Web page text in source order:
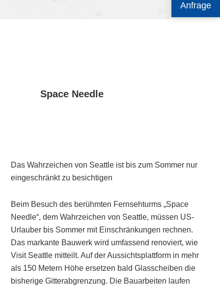
Anfrage
Space Needle
Das Wahrzeichen von Seattle ist bis zum Sommer nur
eingeschränkt zu besichtigen
Beim Besuch des berühmten Fernsehturms „Space
Needle“, dem Wahrzeichen von Seattle, müssen US-
Urlauber bis Sommer mit Einschränkungen rechnen.
Das markante Bauwerk wird umfassend renoviert, wie
Visit Seattle mitteilt. Auf der Aussichtsplattform in mehr
als 150 Metern Höhe ersetzen bald Glasscheiben die
bisherige Gitterabgrenzung. Die Bauarbeiten laufen